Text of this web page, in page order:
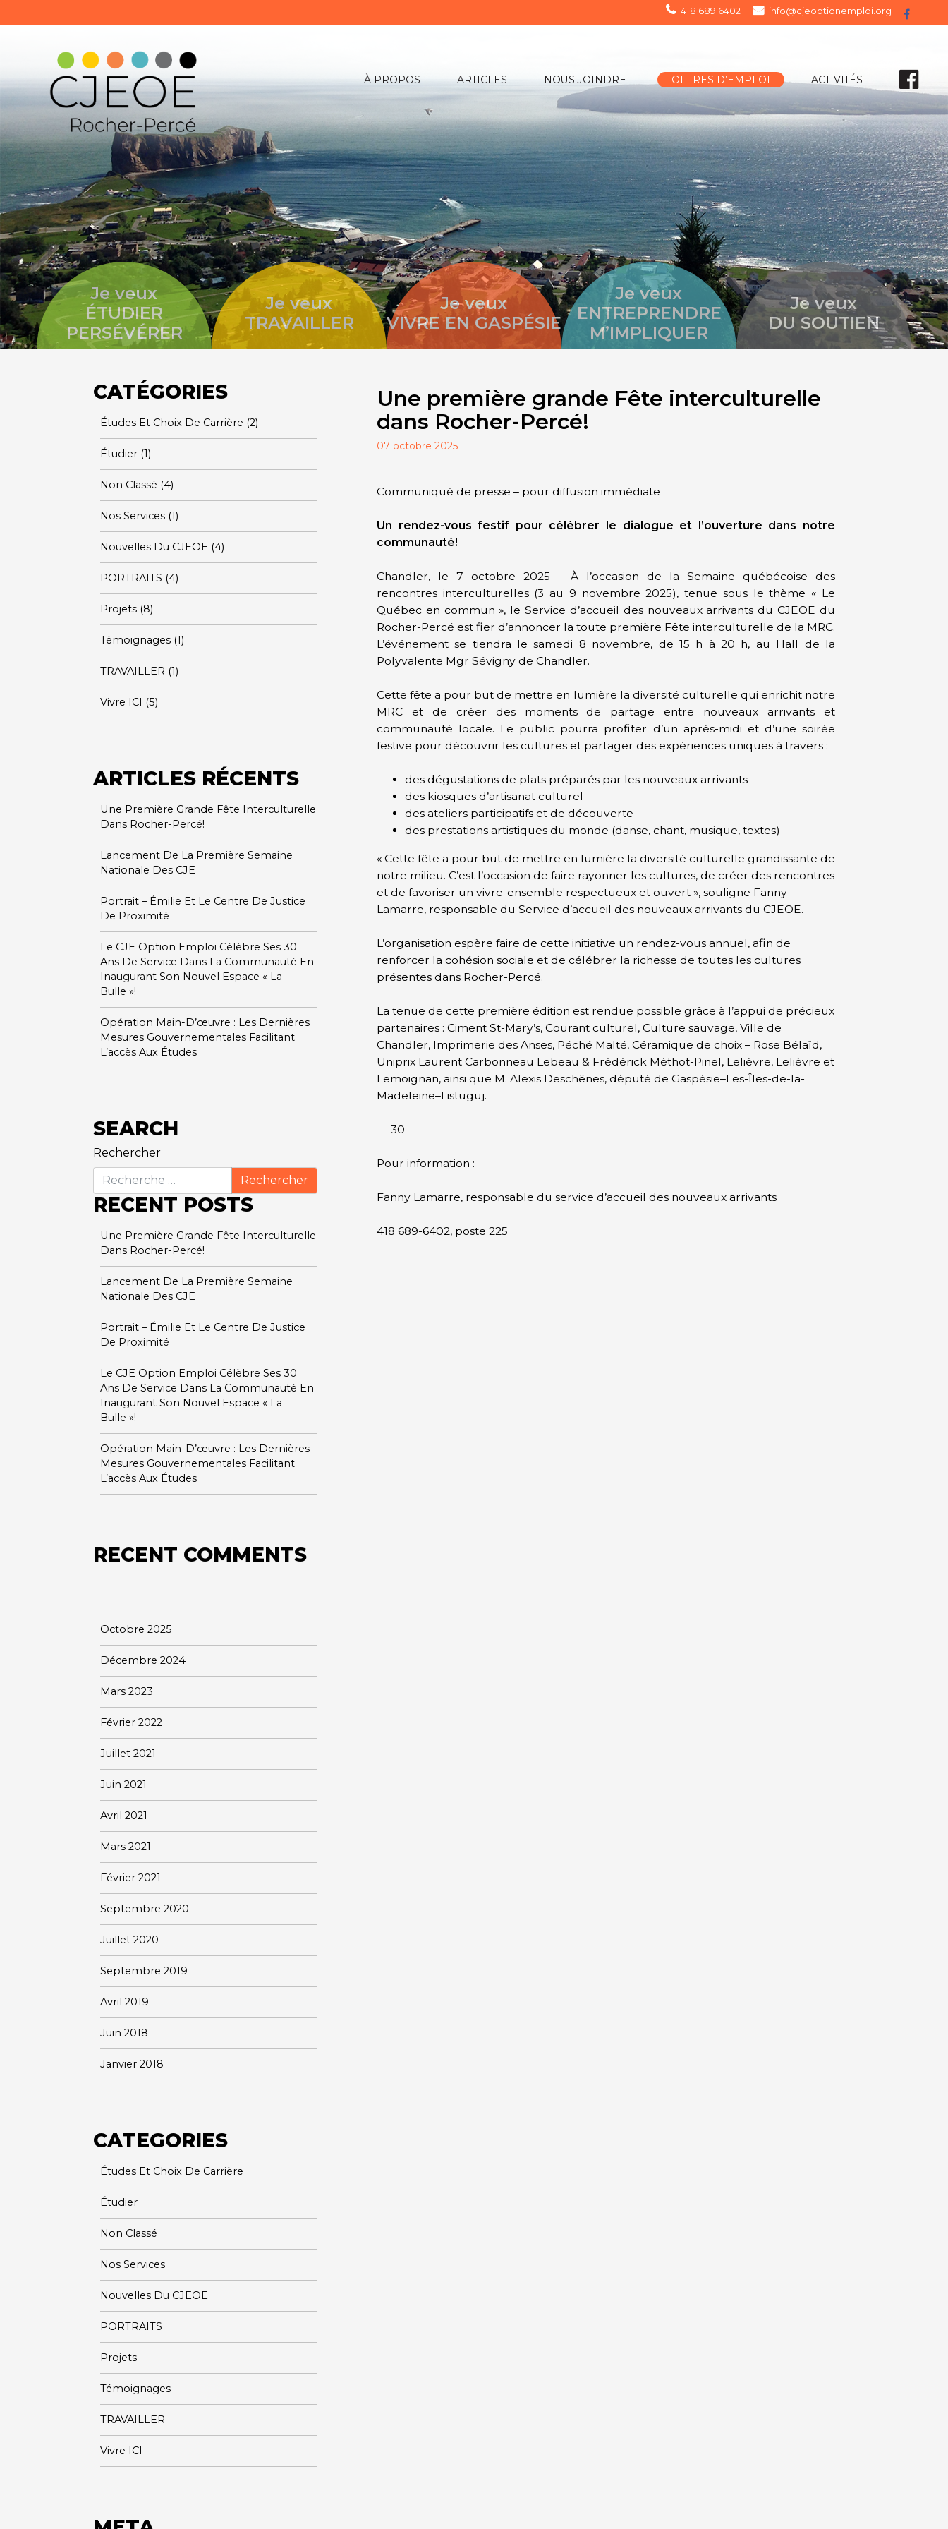
418 689.6402 info@cjeoptionemploi.org
À PROPOS ARTICLES NOUS JOINDRE OFFRES D’EMPLOI ACTIVITÉS
Je veux
ÉTUDIER
PERSÉVÉRER
Je veux
TRAVAILLER
Je veux
VIVRE EN GASPÉSIE
Je veux
ENTREPRENDRE
M’IMPLIQUER
Je veux
DU SOUTIEN
CATÉGORIES
Études Et Choix De Carrière (2)
Étudier (1)
Non Classé (4)
Nos Services (1)
Nouvelles Du CJEOE (4)
PORTRAITS (4)
Projets (8)
Témoignages (1)
TRAVAILLER (1)
Vivre ICI (5)
ARTICLES RÉCENTS
Une Première Grande Fête Interculturelle
Dans Rocher-Percé!
Lancement De La Première Semaine
Nationale Des CJE
Portrait – Émilie Et Le Centre De Justice
De Proximité
Le CJE Option Emploi Célèbre Ses 30
Ans De Service Dans La Communauté En
Inaugurant Son Nouvel Espace « La
Bulle »!
Opération Main-D’œuvre : Les Dernières
Mesures Gouvernementales Facilitant
L’accès Aux Études
SEARCH
Rechercher
RECENT POSTS
Une Première Grande Fête Interculturelle
Dans Rocher-Percé!
Lancement De La Première Semaine
Nationale Des CJE
Portrait – Émilie Et Le Centre De Justice
De Proximité
Le CJE Option Emploi Célèbre Ses 30
Ans De Service Dans La Communauté En
Inaugurant Son Nouvel Espace « La
Bulle »!
Opération Main-D’œuvre : Les Dernières
Mesures Gouvernementales Facilitant
L’accès Aux Études
RECENT COMMENTS
Octobre 2025
Décembre 2024
Mars 2023
Février 2022
Juillet 2021
Juin 2021
Avril 2021
Mars 2021
Février 2021
Septembre 2020
Juillet 2020
Septembre 2019
Avril 2019
Juin 2018
Janvier 2018
CATEGORIES
Études Et Choix De Carrière
Étudier
Non Classé
Nos Services
Nouvelles Du CJEOE
PORTRAITS
Projets
Témoignages
TRAVAILLER
Vivre ICI
Une première grande Fête interculturelle
dans Rocher-Percé!
07 octobre 2025
Communiqué de presse – pour diffusion immédiate
Un rendez-vous festif pour célébrer le dialogue et l’ouverture dans notre
communauté!
Chandler, le 7 octobre 2025 – À l’occasion de la Semaine québécoise des
rencontres interculturelles (3 au 9 novembre 2025), tenue sous le thème « Le
Québec en commun », le Service d’accueil des nouveaux arrivants du CJEOE du
Rocher-Percé est fier d’annoncer la toute première Fête interculturelle de la MRC.
L’événement se tiendra le samedi 8 novembre, de 15 h à 20 h, au Hall de la
Polyvalente Mgr Sévigny de Chandler.
Cette fête a pour but de mettre en lumière la diversité culturelle qui enrichit notre
MRC et de créer des moments de partage entre nouveaux arrivants et
communauté locale. Le public pourra profiter d’un après-midi et d’une soirée
festive pour découvrir les cultures et partager des expériences uniques à travers :
des dégustations de plats préparés par les nouveaux arrivants
des kiosques d’artisanat culturel
des ateliers participatifs et de découverte
des prestations artistiques du monde (danse, chant, musique, textes)
« Cette fête a pour but de mettre en lumière la diversité culturelle grandissante de
notre milieu. C’est l’occasion de faire rayonner les cultures, de créer des rencontres
et de favoriser un vivre-ensemble respectueux et ouvert », souligne Fanny
Lamarre, responsable du Service d’accueil des nouveaux arrivants du CJEOE.
L’organisation espère faire de cette initiative un rendez-vous annuel, afin de
renforcer la cohésion sociale et de célébrer la richesse de toutes les cultures
présentes dans Rocher-Percé.
La tenue de cette première édition est rendue possible grâce à l’appui de précieux
partenaires : Ciment St-Mary’s, Courant culturel, Culture sauvage, Ville de
Chandler, Imprimerie des Anses, Péché Malté, Céramique de choix – Rose Bélaïd,
Uniprix Laurent Carbonneau Lebeau & Frédérick Méthot-Pinel, Lelièvre, Lelièvre et
Lemoignan, ainsi que M. Alexis Deschênes, député de Gaspésie–Les-Îles-de-la-
Madeleine–Listuguj.
— 30 —
Pour information :
Fanny Lamarre, responsable du service d’accueil des nouveaux arrivants
418 689-6402, poste 225